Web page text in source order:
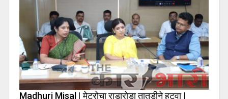
Madhuri Misal | मेट्रोचा राडारोडा तातडीने हटवा |